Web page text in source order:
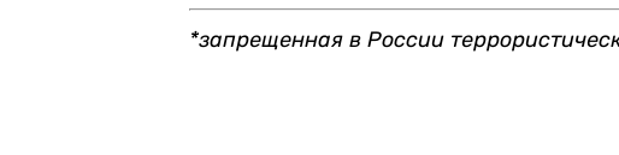
*запрещенная в России